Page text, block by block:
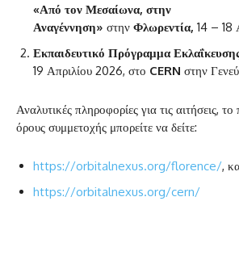
«Από τον Μεσαίωνα, στην
Αναγέννηση» στην Φλωρεντία, 14 – 18
Εκπαιδευτικό Πρόγραμμα
19 Απριλίου 2026, στο CERN στην
Αναλυτικές πληροφορίες για τις αιτήσεις,
όρους συμμετοχής μπορείτε να δείτε:
https://orbitalnexus.org/florence/,
https://orbitalnexus.org/cern/